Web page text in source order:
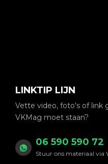
LINKTIP LIJN
Vette video, foto's of link
VKMag moet staan?
06 590 590 72
Stuur ons materiaal via